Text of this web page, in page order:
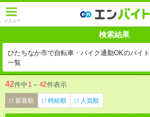
メニュー
検索結果
ひたちなか市で自転車・バイク通勤OKのバイト
一覧
42件中1 ～ 42件表示
新着順 時給順 人気順